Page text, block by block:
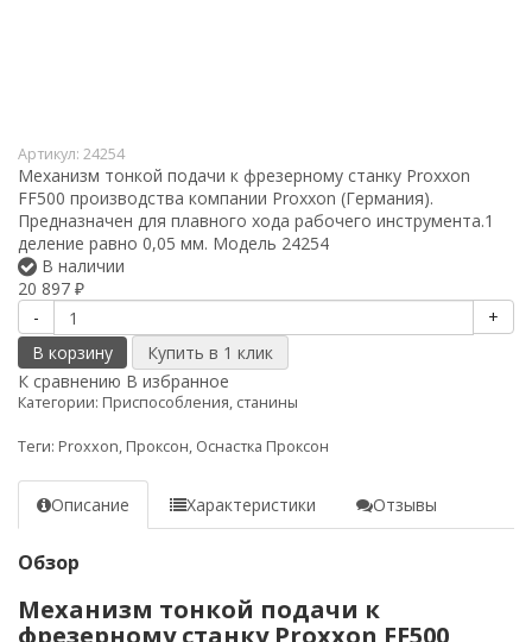
Артикул: 24254
Механизм тонкой подачи к фрезерному станку Proxxon
FF500 производства компании Proxxon (Германия).
Предназначен для плавного хода рабочего инструмента.1
деление равно 0,05 мм. Модель 24254
В наличии
20 897 ₽
-
+
В корзину
К сравнению В избранное
Категории: Приспособления, станины
Теги: Proxxon, Проксон, Оснастка Проксон
Описание Характеристики Отзывы
Обзор
Механизм тонкой подачи к
фрезерному станку Proxxon FF500